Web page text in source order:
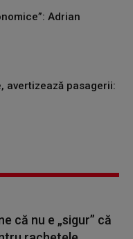
Adrian
avertizează pasagerii:
că nu e „sigur” că